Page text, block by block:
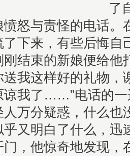
了
愤怒与责怪的电话。
下来，有些后悔自
结束的新娘便给他
我这样好的礼物，
谅我了……”电话的一
万分疑惑，什么也
又明白了什么，迅
门，他惊奇地发现，